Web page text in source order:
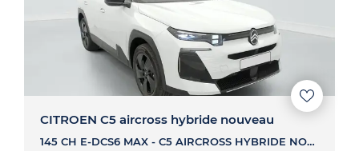
CITROEN C5 aircross hybride nouveau
145 CH E-DCS6 MAX - C5 AIRCROSS HYBRIDE NOUVEAU 145 CH E-DCS6 MAX